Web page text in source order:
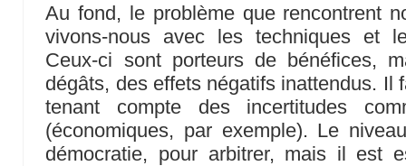
Au fond, le problème que rencontrent
vivons-nous avec les techniques et
Ceux-ci sont porteurs de bénéfices,
dégâts, des effets négatifs inattendus. Il
tenant compte des incertitudes
(économiques, par exemple). Le
démocratie, pour arbitrer, mais il est